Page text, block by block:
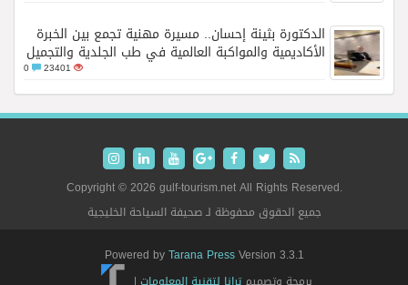
الدكتورة بثينة إحسان.. مسيرة مهنية تجمع بين الخبرة
الأكاديمية والمواكبة العالمية في طب الجلدية والتجميل
23401
Copyright © 2026 gulf-tourism.net All Rights Reserved.
جميع الحقوق محفوظة لـ صحيفة السياحة الخليجية
Powered byTarana PressVersion 3.3.1